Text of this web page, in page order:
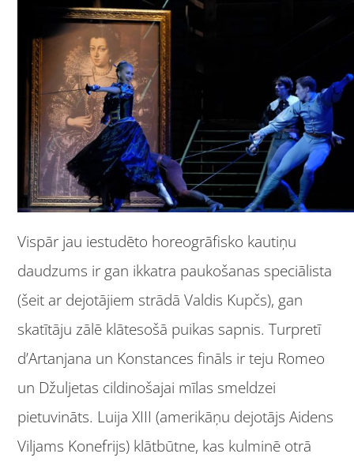
Vispār jau iestudēto horeogrāfisko kautiņu
daudzums ir gan ikkatra paukošanas speciālista
(šeit ar dejotājiem strādā Valdis Kupčs), gan
skatītāju zālē klātesošā puikas sapnis. Turpretī
d’Artanjana un Konstances fināls ir teju Romeo
un Džuljetas cildinošajai mīlas smeldzei
pietuvināts. Luija XIII (amerikāņu dejotājs Aidens
Viljams Konefrijs) klātbūtne, kas kulminē otrā